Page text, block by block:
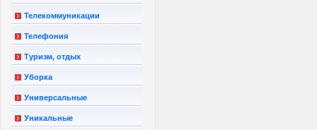
Телекоммуникации
Телефония
Туризм, отдых
Уборка
Универсальные
Уникальные